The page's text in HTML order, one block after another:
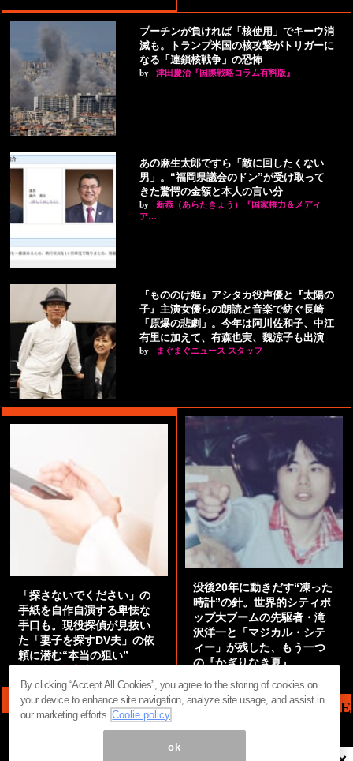
プーチンが負ければ「核使用」でキーウ消
滅も。トランプ米国の核攻撃がトリガーに
なる「連鎖核戦争」の恐怖
by 津田慶治『国際戦略コラム有料版』
あの麻生太郎ですら「敵に回したくない
男」。“福岡県議会のドン”が受け取って
きた驚愕の金額と本人の言い分
by
新恭（あらたきょう）『国家権力＆メディ
ア…
『もののけ姫』アシタカ役声優と『太陽の
子』主演女優らの朗読と音楽で紡ぐ長崎
「原爆の悲劇」。今年は阿川佐和子、中江
有里に加えて、有森也実、魏涼子も出演
by まぐまぐニュース スタッフ
「探さないでください」の
手紙を自作自演する卑怯な
手口も。現役探偵が見抜い
た「妻子を探すDV夫」の依
頼に潜む“本当の狙い”
by 阿部泰尚『伝説の探偵』
没後20年に動きだす“凍った
時計”の針。世界的シティポ
ップ大ブームの先駆者・滝
沢洋一と「マジカル・シテ
ィー」が残した、もう一つ
の『かぎりなき夏』
MAG2 NEWS HEADLINE
By clicking “Accept All Cookies”, you agree to the storing of cookies on
your device to enhance site navigation, analyze site usage, and assist in
our marketing efforts.Coolie policy
ok